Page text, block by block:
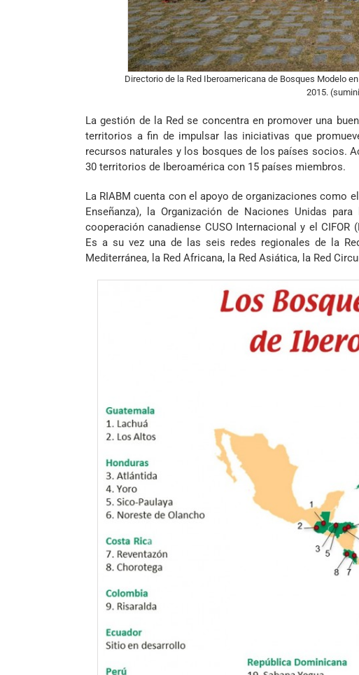
Directorio de la Red Iberoamericana de Bosques Modelo
2015.
La gestión de la Red se concentra en promover una
territorios a fin de impulsar las iniciativas que
recursos naturales y los bosques de los países socios.
30 territorios de Iberoamérica con 15 países miembros.
La RIABM cuenta con el apoyo de organizaciones como
Enseñanza), la Organización de Naciones Unidas
cooperación canadiense CUSO Internacional y el
Es a su vez una de las seis redes regionales de la
Mediterránea, la Red Africana, la Red Asiática, la Red